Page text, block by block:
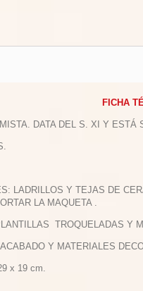
FICHA
DATA DEL S. XI Y ESTÁ
LADRILLOS Y TEJAS DE
LA MAQUETA .
TROQUELADAS Y
Y MATERIALES
x 19 cm.